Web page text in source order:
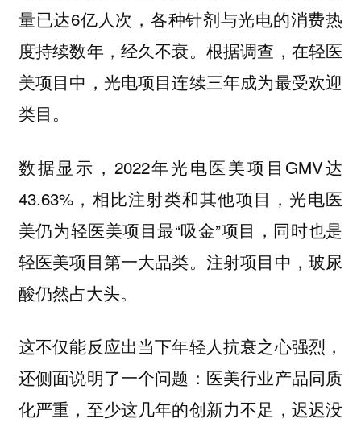
量已达6亿人次，各种针剂与光电的消费热
度持续数年，经久不衰。根据调查，在轻医
美项目中，光电项目连续三年成为最受欢迎
类目。
数据显示，2022年光电医美项⽬GMV达
43.63%，相比注射类和其他项目，光电医
美仍为轻医美项⽬最“吸⾦”项⽬，同时也是
轻医美项⽬第⼀⼤品类。注射项目中，玻尿
酸仍然占大头。
这不仅能反应出当下年轻人抗衰之心强烈，
还侧面说明了一个问题：医美行业产品同质
化严重，至少这几年的创新力不足，迟迟没